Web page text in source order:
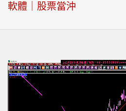
軟體｜股票當沖